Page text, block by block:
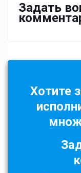
Задать
Хотите